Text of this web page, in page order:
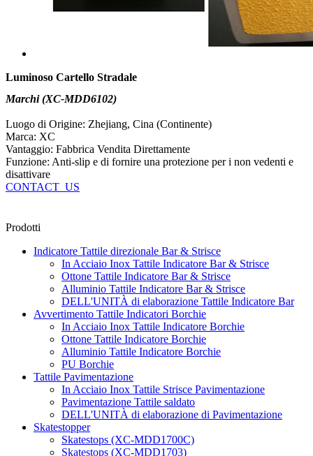
Luminoso Cartello Stradale
Marchi (XC-MDD6102)
Luogo di Origine: Zhejiang, Cina (Continente)
Marca: XC
Vantaggio: Fabbrica Vendita Direttamente
Funzione: Anti-slip e di fornire una protezione per i non vedenti e
disattivare
CONTACT_US
Prodotti
Indicatore Tattile direzionale Bar & Strisce
In Acciaio Inox Tattile Indicatore Bar & Strisce
Ottone Tattile Indicatore Bar & Strisce
Alluminio Tattile Indicatore Bar & Strisce
DELL'UNITÀ di elaborazione Tattile Indicatore Bar
Avvertimento Tattile Indicatori Borchie
In Acciaio Inox Tattile Indicatore Borchie
Ottone Tattile Indicatore Borchie
Alluminio Tattile Indicatore Borchie
PU Borchie
Tattile Pavimentazione
In Acciaio Inox Tattile Strisce Pavimentazione
Pavimentazione Tattile saldato
DELL'UNITÀ di elaborazione di Pavimentazione
Skatestopper
Skatestops (XC-MDD1700C)
Skatestops (XC-MDD1703)